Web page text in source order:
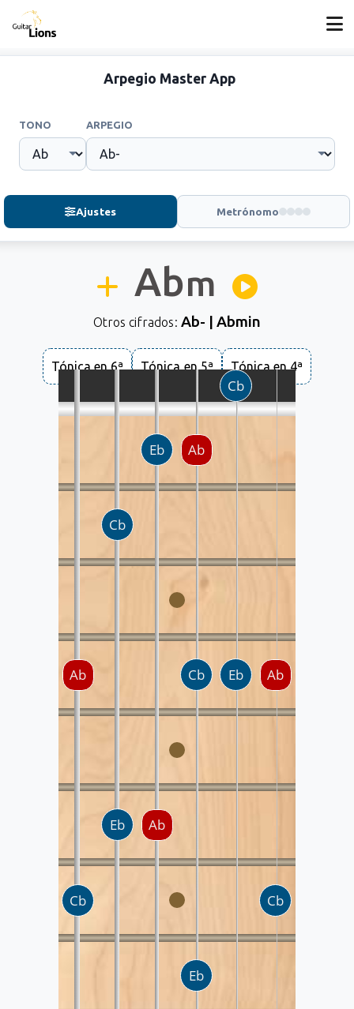
Arpegio Master App
TONO ARPEGIO
Ajustes Metrónomo
Abm
Otros cifrados: Ab- | Abmin
Tónica en 6ª Tónica en 5ª Tónica en 4ª